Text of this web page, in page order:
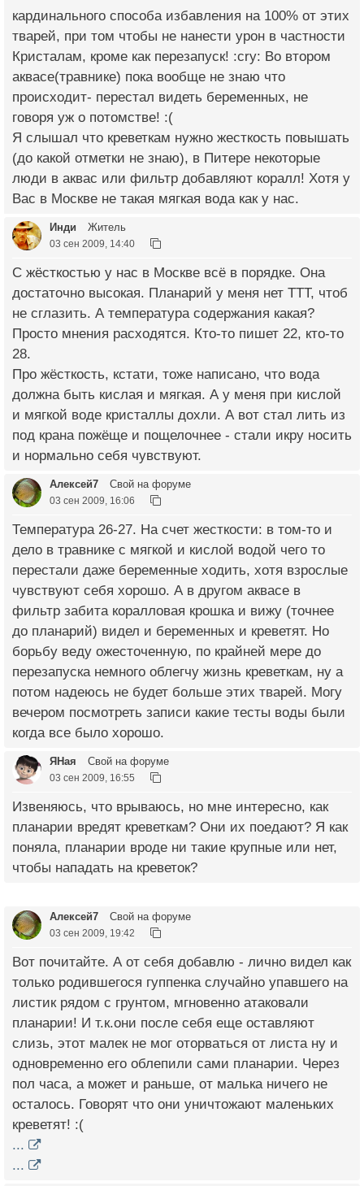
кардинального способа избавления на 100% от этих
тварей, при том чтобы не нанести урон в частности
Кристалам, кроме как перезапуск! :cry: Во втором
аквасе(травнике) пока вообще не знаю что
происходит- перестал видеть беременных, не
говоря уж о потомстве! :(
Я слышал что креветкам нужно жесткость повышать
(до какой отметки не знаю), в Питере некоторые
люди в аквас или фильтр добавляют коралл! Хотя у
Вас в Москве не такая мягкая вода как у нас.
Инди Житель
03 сен 2009, 14:40
С жёсткостью у нас в Москве всё в порядке. Она
достаточно высокая. Планарий у меня нет ТТТ, чтоб
не сглазить. А температура содержания какая?
Просто мнения расходятся. Кто-то пишет 22, кто-то
28.
Про жёсткость, кстати, тоже написано, что вода
должна быть кислая и мягкая. А у меня при кислой
и мягкой воде кристаллы дохли. А вот стал лить из
под крана пожёще и пощелочнее - стали икру носить
и нормально себя чувствуют.
Алексей7 Свой на форуме
03 сен 2009, 16:06
Температура 26-27. На счет жесткости: в том-то и
дело в травнике с мягкой и кислой водой чего то
перестали даже беременные ходить, хотя взрослые
чувствуют себя хорошо. А в другом аквасе в
фильтр забита коралловая крошка и вижу (точнее
до планарий) видел и беременных и креветят. Но
борьбу веду ожесточенную, по крайней мере до
перезапуска немного облегчу жизнь креветкам, ну а
потом надеюсь не будет больше этих тварей. Могу
вечером посмотреть записи какие тесты воды были
когда все было хорошо.
ЯНая Свой на форуме
03 сен 2009, 16:55
Извеняюсь, что врываюсь, но мне интересно, как
планарии вредят креветкам? Они их поедают? Я как
поняла, планарии вроде ни такие крупные или нет,
чтобы нападать на креветок?
Алексей7 Свой на форуме
03 сен 2009, 19:42
Вот почитайте. А от себя добавлю - лично видел как
только родившегося гуппенка случайно упавшего на
листик рядом с грунтом, мгновенно атаковали
планарии! И т.к.они после себя еще оставляют
слизь, этот малек не мог оторваться от листа ну и
одновременно его облепили сами планарии. Через
пол часа, а может и раньше, от малька ничего не
осталось. Говорят что они уничтожают маленьких
креветят! :(
...
...